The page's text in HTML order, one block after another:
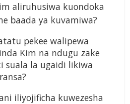
aliruhusiwa kuondoka
baada ya kuvamiwa?
pekee walipewa
Kim na ndugu zake
suala la ugaidi likiwa
iliyojificha kuwezesha